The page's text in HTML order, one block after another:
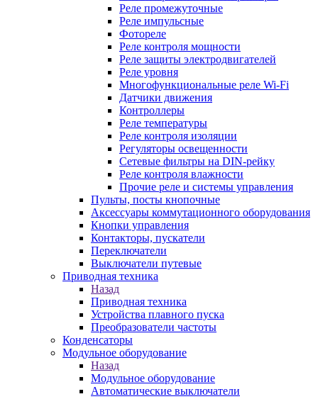
Реле промежуточные
Реле импульсные
Фотореле
Реле контроля мощности
Реле защиты электродвигателей
Реле уровня
Многофункциональные реле Wi-Fi
Датчики движения
Контроллеры
Реле температуры
Реле контроля изоляции
Регуляторы освещенности
Сетевые фильтры на DIN-рейку
Реле контроля влажности
Прочие реле и системы управления
Пульты, посты кнопочные
Аксессуары коммутационного оборудования
Кнопки управления
Контакторы, пускатели
Переключатели
Выключатели путевые
Приводная техника
Назад
Приводная техника
Устройства плавного пуска
Преобразователи частоты
Конденсаторы
Модульное оборудование
Назад
Модульное оборудование
Автоматические выключатели